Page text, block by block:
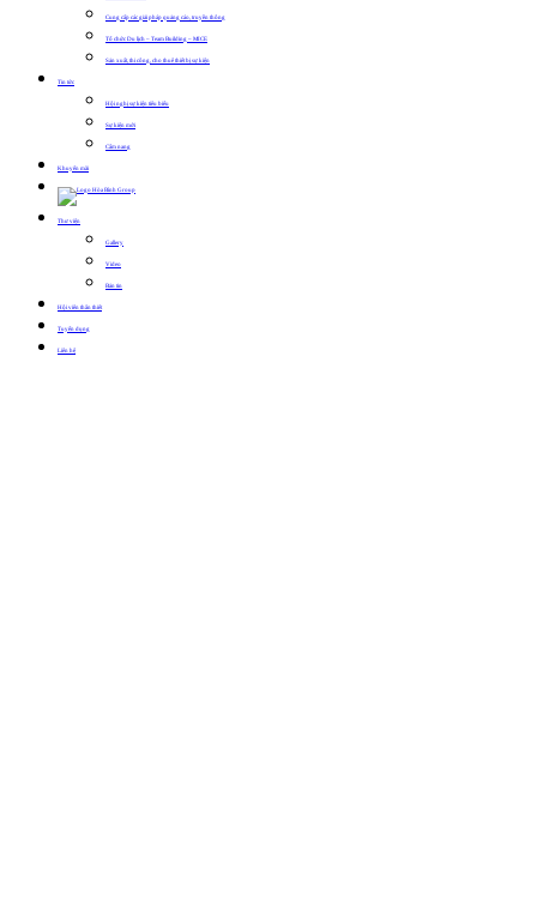
Cung cấp các giải pháp quảng cáo, truyền thông
Tổ chức Du lịch – Team Building – MICE
Sản xuất, thi công, cho thuê thiết bị sự kiện
Tin tức
Hội nghị sự kiện tiêu biểu
Sự kiện mới
Cẩm nang
Khuyến mãi
Thư viện
Gallery
Video
Bản tin
Hội viên thân thiết
Tuyển dụng
Liên hệ